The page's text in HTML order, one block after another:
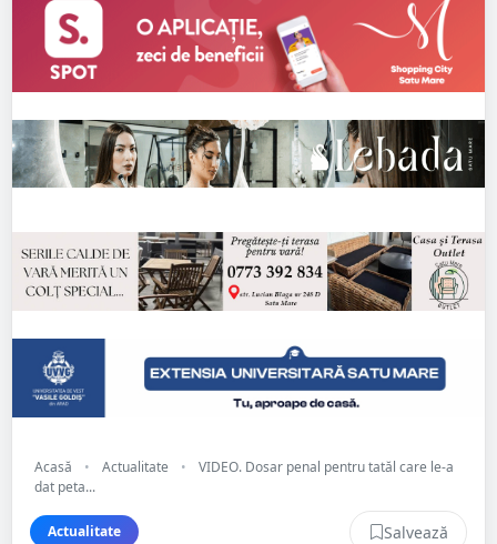
Acasă • Actualitate •
VIDEO. Dosar penal pentru tatăl care le-a
dat peta...
Actualitate Salvează